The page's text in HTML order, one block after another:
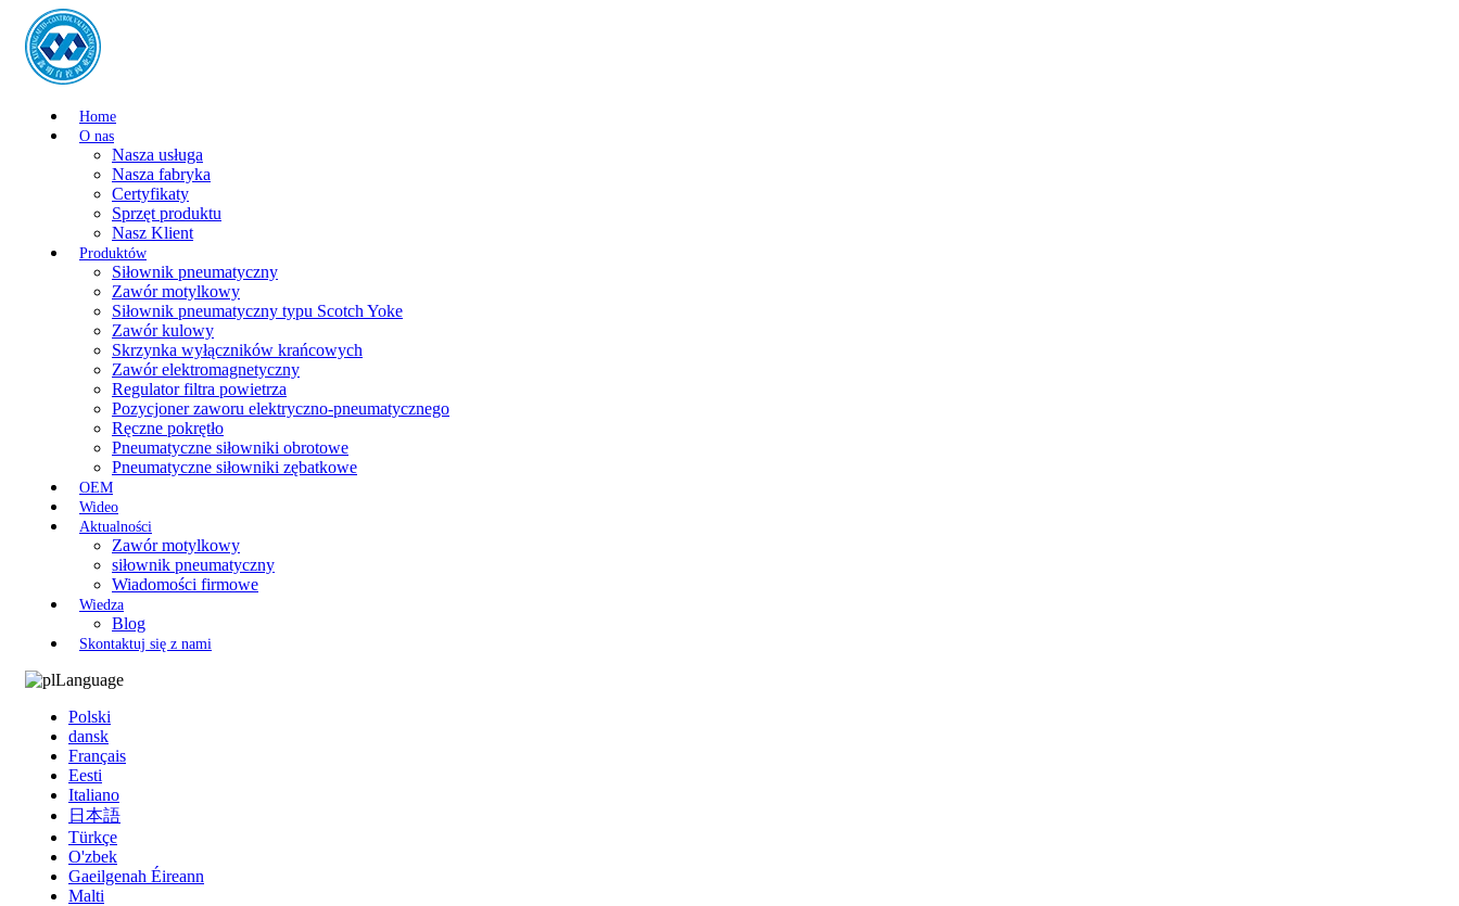
Home
O nas
Nasza usługa
Nasza fabryka
Certyfikaty
Sprzęt produktu
Nasz Klient
Produktów
Siłownik pneumatyczny
Zawór motylkowy
Siłownik pneumatyczny typu Scotch Yoke
Zawór kulowy
Skrzynka wyłączników krańcowych
Zawór elektromagnetyczny
Regulator filtra powietrza
Pozycjoner zaworu elektryczno-pneumatycznego
Ręczne pokrętło
Pneumatyczne siłowniki obrotowe
Pneumatyczne siłowniki zębatkowe
OEM
Wideo
Aktualności
Zawór motylkowy
siłownik pneumatyczny
Wiadomości firmowe
Wiedza
Blog
Skontaktuj się z nami
Language
Polski
dansk
Français
Eesti
Italiano
日本語
Türkçe
O'zbek
Gaeilgenah Éireann
Malti